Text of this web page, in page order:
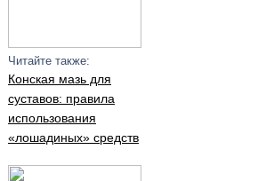
Читайте также:
Конская мазь для
суставов: правила
использования
«лошадиных» средств